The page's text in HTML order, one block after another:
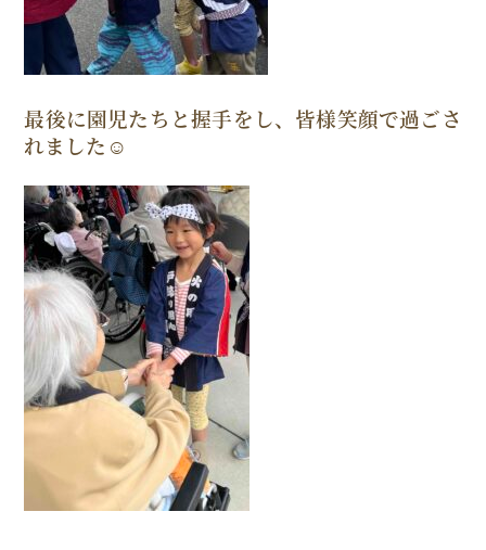
最後に園児たちと握手をし、皆様笑顔で過ごさ
れました☺